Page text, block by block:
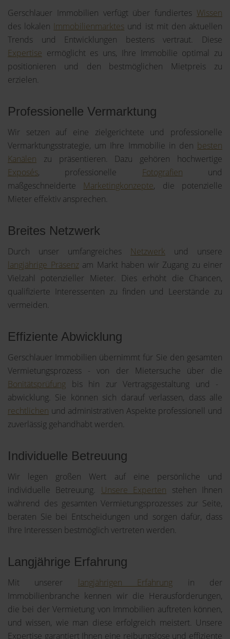
Gerschlauer Immobilien verfügt über fundiertes Wissen
des lokalen Immobilienmarktes und ist mit den aktuellen
Trends und Entwicklungen bestens vertraut. Diese
Expertise ermöglicht es uns, Ihre Immobilie optimal zu
positionieren und den bestmöglichen Mietpreis zu
erzielen.
Professionelle Vermarktung
Wir setzen auf eine zielgerichtete und professionelle
Vermarktungsstrategie, um Ihre Immobilie in den besten
Kanälen zu präsentieren. Dazu gehören hochwertige
Exposés, professionelle Fotografien und
maßgeschneiderte Marketingkonzepte, die potenzielle
Mieter effektiv ansprechen.
Breites Netzwerk
Durch unser umfangreiches Netzwerk und unsere
langjährige Präsenzam Markt haben wir Zugang zu einer
Vielzahl potenzieller Mieter. Dies erhöht die Chancen,
qualifizierte Interessenten zu finden und Leerstände zu
vermeiden.
Effiziente Abwicklung
Gerschlauer Immobilien übernimmt für Sie den gesamten
Vermietungsprozess - von der Mietersuche über die
Bonitätsprüfung bis hin zur Vertragsgestaltung und -
abwicklung. Sie können sich darauf verlassen, dass alle
rechtlichen und administrativen Aspekte professionell und
zuverlässig gehandhabt werden.
Individuelle Betreuung
Wir legen großen Wert auf eine persönliche und
individuelle Betreuung. Unsere Experten stehen Ihnen
während des gesamten Vermietungsprozesses zur Seite,
beraten Sie bei Entscheidungen und sorgen dafür, dass
Ihre Interessen bestmöglich vertreten werden.
Langjährige Erfahrung
Mit unserer langjährigen Erfahrung in der
Immobilienbranche kennen wir die Herausforderungen,
die bei der Vermietung von Immobilien auftreten können,
und wissen, wie man diese erfolgreich meistert. Unsere
Expertise garantiert Ihnen eine reibungslose und effiziente